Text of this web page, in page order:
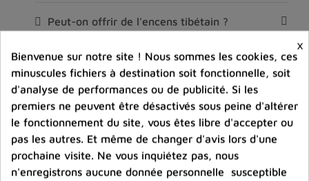
Peut-on offrir de l'encens tibétain ?
D’où provient votre encens tibétain ?
Est‑ce que l’encens tibétain est sans danger
pour la maison ?
Quelle différence entre l'encens tibétain et
bhoutanais ?
×
Bienvenue sur notre site ! Nous sommes les cookies, ces
minuscules fichiers à destination soit fonctionnelle, soit
d'analyse de performances ou de publicité. Si les
premiers ne peuvent être désactivés sous peine d'altérer
le fonctionnement du site, vous êtes libre d'accepter ou
pas les autres. Et même de changer d'avis lors d'une
prochaine visite. Ne vous inquiétez pas, nous
n'enregistrons aucune donnée personnelle susceptible